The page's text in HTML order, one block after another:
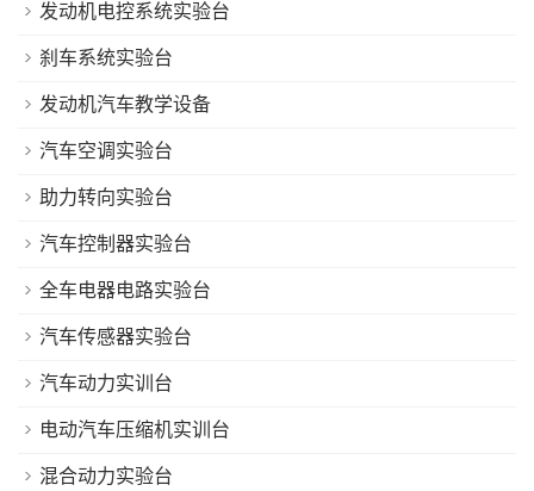
发动机电控系统实验台
刹车系统实验台
发动机汽车教学设备
汽车空调实验台
助力转向实验台
汽车控制器实验台
全车电器电路实验台
汽车传感器实验台
汽车动力实训台
电动汽车压缩机实训台
混合动力实验台